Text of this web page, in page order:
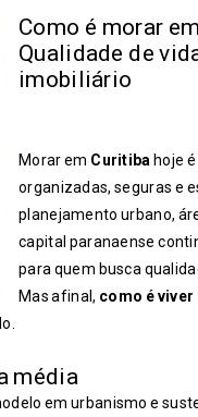
Como é morar
Qualidade de
imobiliário
Morar em Curitiba hoje
organizadas, seguras e
planejamento urbano,
capital paranaense
para quem busca
Mas afinal, como é viver
média
em urbanismo e